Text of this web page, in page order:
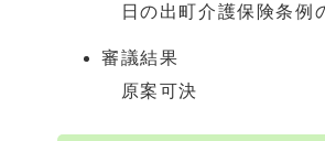
日の出町介護保険条例
審議結果
原案可決